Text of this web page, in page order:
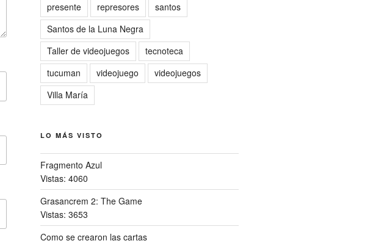
presente
represores
santos
Santos de la Luna Negra
Taller de videojuegos
tecnoteca
tucuman
videojuego
videojuegos
Villa María
LO MÁS VISTO
Fragmento Azul
Vistas: 4060
Grasancrem 2: The Game
Vistas: 3653
Como se crearon las cartas